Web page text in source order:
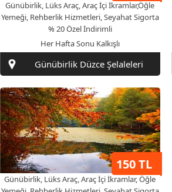
Her Hafta Sonu Kalkışlı
Günübirlik Düzce Şelaleleri
Günübirlik, Lüks Araç, Araç İçi İkramlar, Öğle
Yemeği, Rehberlik Hizmetleri, Seyahat Sigorta
% 20 Özel İndirimli
Her Hafta Sonu Kalkışlı
150 TL